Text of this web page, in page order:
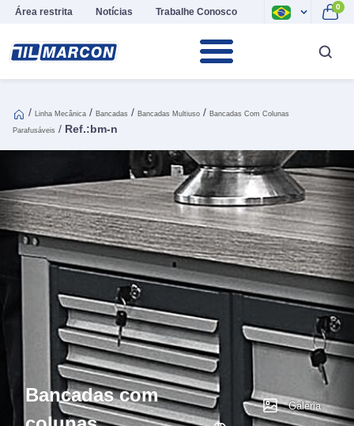
Área restrita Notícias Trabalhe Conosco 0
/ Linha Mecânica / Bancadas / Bancadas Multiuso / Bancadas Com Colunas
Parafusáveis / Ref.:bm-n
Bancadas com
Galeria